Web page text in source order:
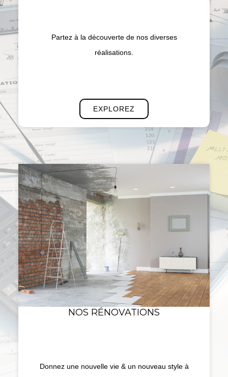
Partez à la découverte de nos diverses
réalisations.
EXPLOREZ
NOS RÉNOVATIONS
Donnez une nouvelle vie & un nouveau style à